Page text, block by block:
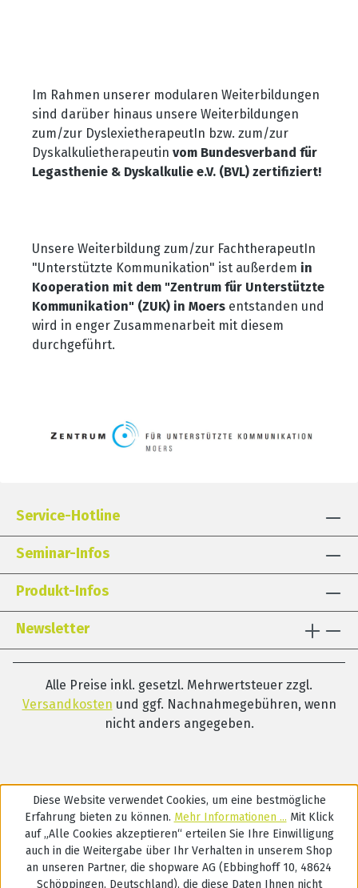
Im Rahmen unserer modularen Weiterbildungen
sind darüber hinaus unsere Weiterbildungen
zum/zur DyslexietherapeutIn bzw. zum/zur
Dyskalkulietherapeutin vom Bundesverband für
Legasthenie & Dyskalkulie e.V. (BVL) zertifiziert!
Unsere Weiterbildung zum/zur FachtherapeutIn
"Unterstützte Kommunikation" ist außerdem in
Kooperation mit dem "Zentrum für Unterstützte
Kommunikation" (ZUK) in Moers entstanden und
wird in enger Zusammenarbeit mit diesem
durchgeführt.
Service-Hotline
Seminar-Infos
Produkt-Infos
Newsletter
Alle Preise inkl. gesetzl. Mehrwertsteuer zzgl.
Versandkosten und ggf. Nachnahmegebühren, wenn
nicht anders angegeben.
Diese Website verwendet Cookies, um eine bestmögliche
Erfahrung bieten zu können. Mehr Informationen ... Mit Klick
auf „Alle Cookies akzeptieren“ erteilen Sie Ihre Einwilligung
auch in die Weitergabe über Ihr Verhalten in unserem Shop
an unseren Partner, die shopware AG (Ebbinghoff 10, 48624
Schöppingen, Deutschland), die diese Daten Ihnen nicht